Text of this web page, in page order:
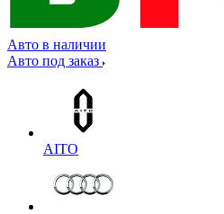
Авто в наличии
Авто под заказ
AITO